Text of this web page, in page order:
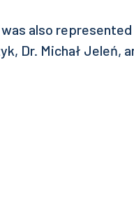
also
Dr. Michał Jeleń,